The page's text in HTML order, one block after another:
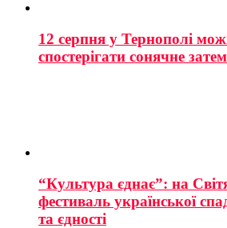
12 серпня у Тернополі
спостерігати сонячне
“Культура єднає”: на
фестиваль української
та єдності